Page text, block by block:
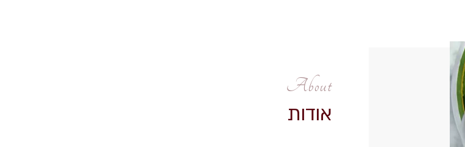
About
אודות